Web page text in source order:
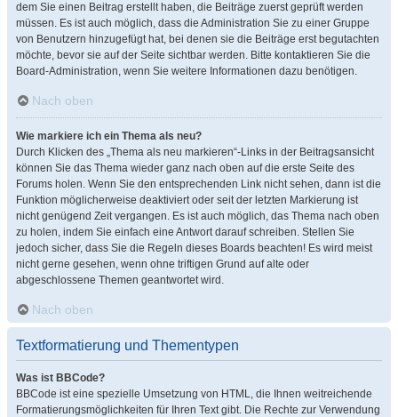
dem Sie einen Beitrag erstellt haben, die Beiträge zuerst geprüft werden
müssen. Es ist auch möglich, dass die Administration Sie zu einer Gruppe
von Benutzern hinzugefügt hat, bei denen sie die Beiträge erst begutachten
möchte, bevor sie auf der Seite sichtbar werden. Bitte kontaktieren Sie die
Board-Administration, wenn Sie weitere Informationen dazu benötigen.
Nach oben
Wie markiere ich ein Thema als neu?
Durch Klicken des „Thema als neu markieren“-Links in der Beitragsansicht
können Sie das Thema wieder ganz nach oben auf die erste Seite des
Forums holen. Wenn Sie den entsprechenden Link nicht sehen, dann ist die
Funktion möglicherweise deaktiviert oder seit der letzten Markierung ist
nicht genügend Zeit vergangen. Es ist auch möglich, das Thema nach oben
zu holen, indem Sie einfach eine Antwort darauf schreiben. Stellen Sie
jedoch sicher, dass Sie die Regeln dieses Boards beachten! Es wird meist
nicht gerne gesehen, wenn ohne triftigen Grund auf alte oder
abgeschlossene Themen geantwortet wird.
Nach oben
Textformatierung und Thementypen
Was ist BBCode?
BBCode ist eine spezielle Umsetzung von HTML, die Ihnen weitreichende
Formatierungsmöglichkeiten für Ihren Text gibt. Die Rechte zur Verwendung